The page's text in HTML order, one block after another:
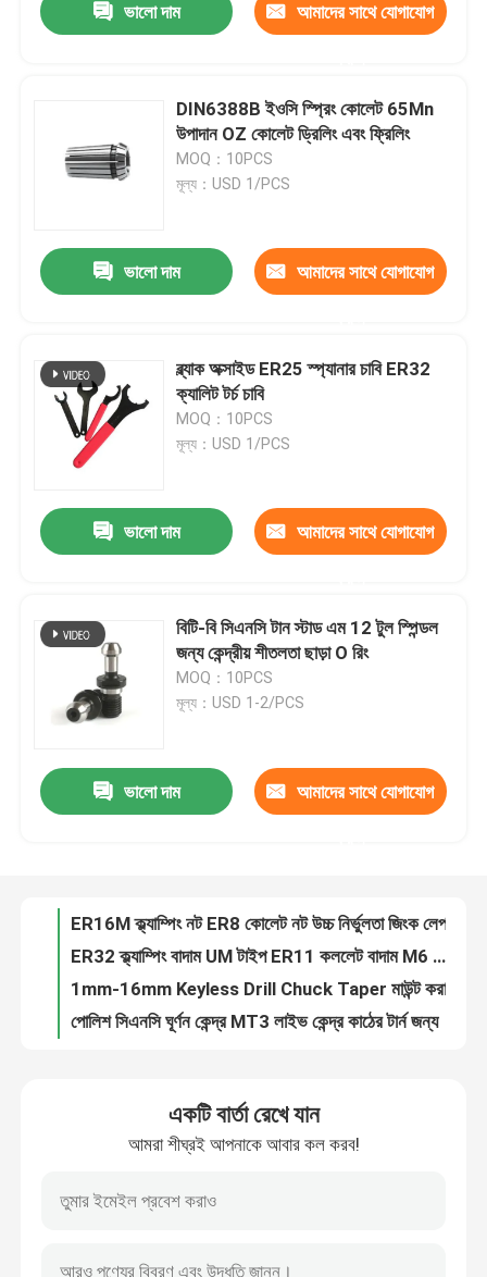
বাড়ি
পণ্য
ভিডিও
কারখানা ভ্রমণ
মান নিয়ন্ত্রণ
বিটি টুল হোল্ডার
এসকে টুল হোল্ডার
ভালো দাম আমাদের সাথে যোগাযোগ
DIN6388B ইওসি স্প্রিং কোলেট 65Mn
উপাদান OZ কোলেট ড্রিলিং এবং ফ্রিলিং
MOQ：10PCS
মূল্য：USD 1/PCS
ভালো দাম আমাদের সাথে যোগাযোগ
ব্ল্যাক অক্সাইড ER25 স্প্যানার চাবি ER32
ক্যালিট টর্চ চাবি
MOQ：10PCS
মূল্য：USD 1/PCS
ভালো দাম আমাদের সাথে যোগাযোগ
বিটি-বি সিএনসি টান স্টাড এম 12 টুল স্পিন্ডল
জন্য কেন্দ্রীয় শীতলতা ছাড়া O রিং
MOQ：10PCS
মূল্য：USD 1-2/PCS
ভালো দাম আমাদের সাথে যোগাযোগ
এম১২ বিটি৩০ টান স্টাড সিএনসি চাক টুল হোল্ডার বিটি৩০ রিটেনশন বোতাম
সিএনসি ER32 কললেট রেঞ্চ চাবি টুল হোল্ডার স্প্যানার রেঞ্চ টু ক্ল্যাম্পিং বাদাম ঘূর্ণন
DIN6499B স্ট্যান্ডার্ড ER Collet 65Mn উপাদান মেশিনিং Collet ER25
একটি বার্তা রেখে যান
আমরা শীঘ্রই আপনাকে আবার কল করব!